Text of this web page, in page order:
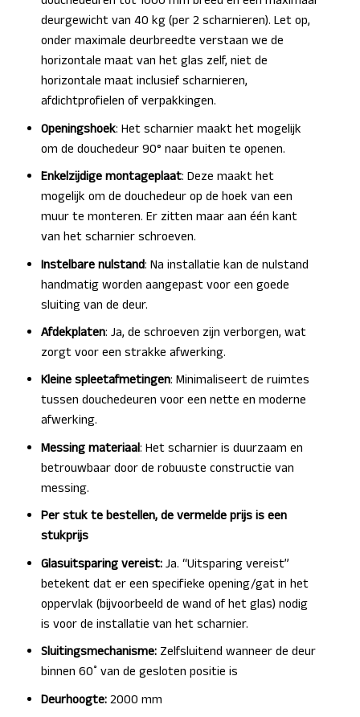
deurgewicht van 40 kg (per 2 scharnieren). Let op,
onder maximale deurbreedte verstaan we de
horizontale maat van het glas zelf, niet de
horizontale maat inclusief scharnieren,
afdichtprofielen of verpakkingen.
Openingshoek: Het scharnier maakt het mogelijk
om de douchedeur 90° naar buiten te openen.
Enkelzijdige montageplaat: Deze maakt het
mogelijk om de douchedeur op de hoek van een
muur te monteren. Er zitten maar aan één kant
van het scharnier schroeven.
Instelbare nulstand: Na installatie kan de nulstand
handmatig worden aangepast voor een goede
sluiting van de deur.
Afdekplaten: Ja, de schroeven zijn verborgen, wat
zorgt voor een strakke afwerking.
Kleine spleetafmetingen: Minimaliseert de ruimtes
tussen douchedeuren voor een nette en moderne
afwerking.
Messing materiaal: Het scharnier is duurzaam en
betrouwbaar door de robuuste constructie van
messing.
Per stuk te bestellen, de vermelde prijs is een
stukprijs
Glasuitsparing vereist:Ja. “Uitsparing vereist”
betekent dat er een specifieke opening/gat in het
oppervlak (bijvoorbeeld de wand of het glas) nodig
is voor de installatie van het scharnier.
Sluitingsmechanisme: Zelfsluitend wanneer de deur
binnen 60˚ van de gesloten positie is
Deurhoogte:2000 mm